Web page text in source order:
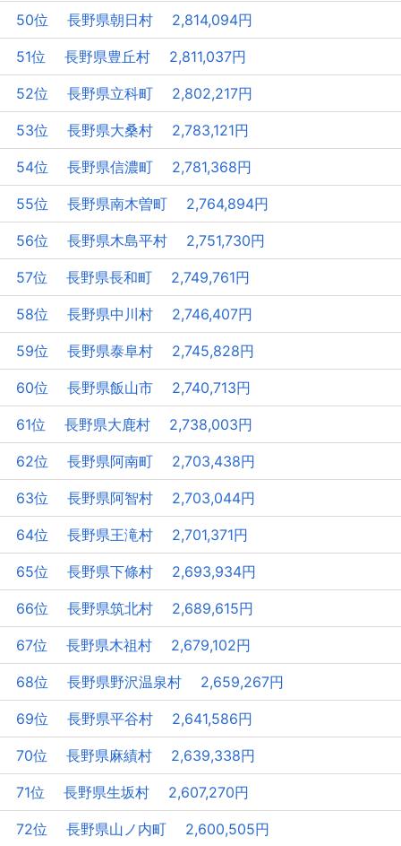
50位 長野県朝日村 2,814,094円
51位 長野県豊丘村 2,811,037円
52位 長野県立科町 2,802,217円
53位 長野県大桑村 2,783,121円
54位 長野県信濃町 2,781,368円
55位 長野県南木曽町 2,764,894円
56位 長野県木島平村 2,751,730円
57位 長野県長和町 2,749,761円
58位 長野県中川村 2,746,407円
59位 長野県泰阜村 2,745,828円
60位 長野県飯山市 2,740,713円
61位 長野県大鹿村 2,738,003円
62位 長野県阿南町 2,703,438円
63位 長野県阿智村 2,703,044円
64位 長野県王滝村 2,701,371円
65位 長野県下條村 2,693,934円
66位 長野県筑北村 2,689,615円
67位 長野県木祖村 2,679,102円
68位 長野県野沢温泉村 2,659,267円
69位 長野県平谷村 2,641,586円
70位 長野県麻績村 2,639,338円
71位 長野県生坂村 2,607,270円
72位 長野県山ノ内町 2,600,505円